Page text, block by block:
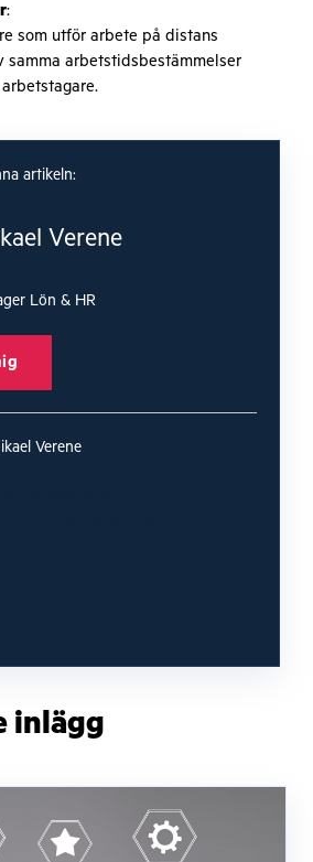
:
som utför arbete på distans
samma arbetstidsbestämmelser
artikeln:
Verene
Lön & HR
Verene
inlägg